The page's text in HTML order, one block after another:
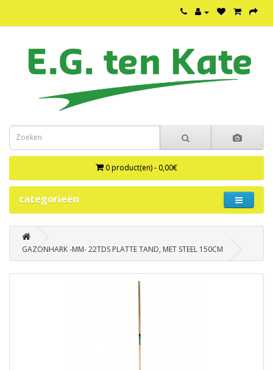
0 product(en) - 0,00€
categorieën
GAZONHARK -MM- 22TDS PLATTE TAND, MET STEEL 150CM